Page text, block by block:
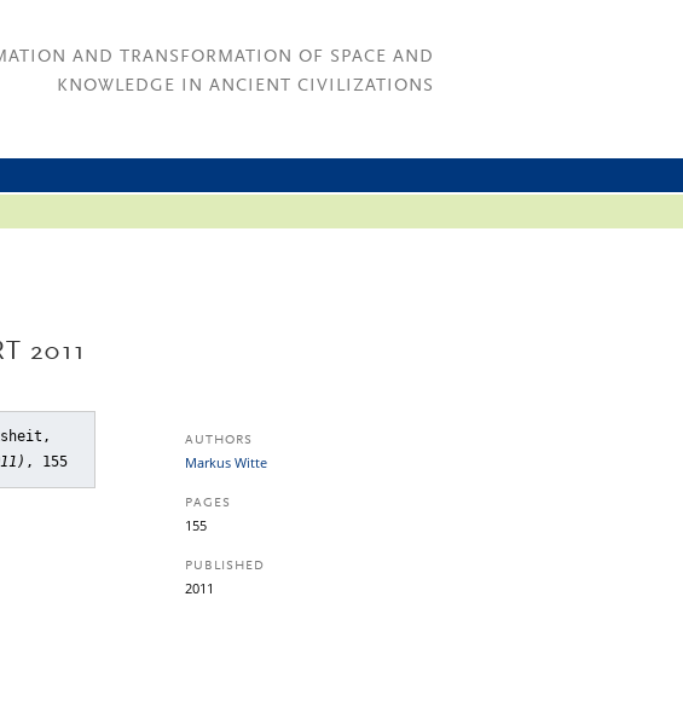
AND TRANSFORMATION OF SPACE AND
KNOWLEDGE IN ANCIENT CIVILIZATIONS
2011
, 155
AUTHORS
Markus Witte
PAGES
155
PUBLISHED
2011